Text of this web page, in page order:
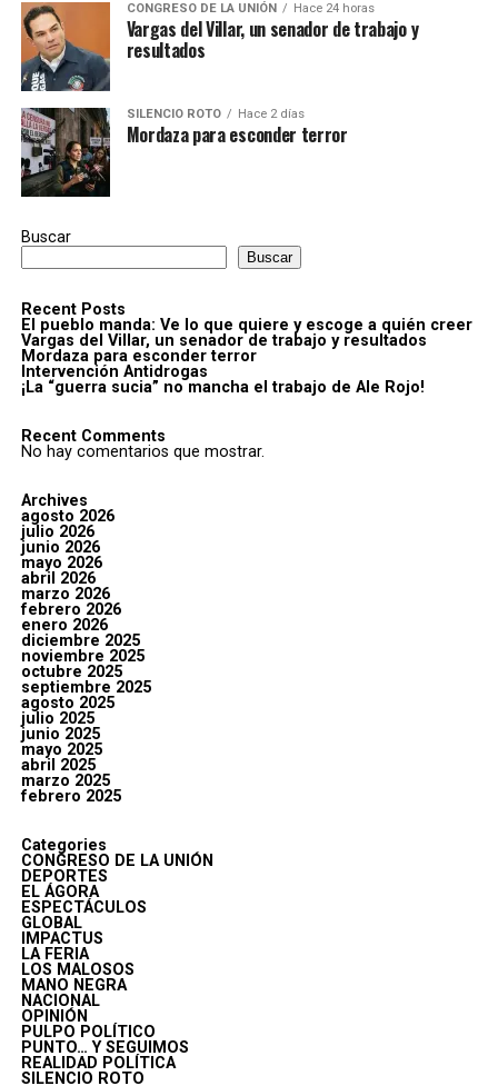
CONGRESO DE LA UNIÓN Hace 24 horas
Vargas del Villar, un senador de trabajo y
resultados
SILENCIO ROTO Hace 2 días
Mordaza para esconder terror
Buscar
Buscar
Recent Posts
El pueblo manda: Ve lo que quiere y escoge a quién creer
Vargas del Villar, un senador de trabajo y resultados
Mordaza para esconder terror
Intervención Antidrogas
¡La “guerra sucia” no mancha el trabajo de Ale Rojo!
Recent Comments
No hay comentarios que mostrar.
Archives
agosto 2026
julio 2026
junio 2026
mayo 2026
abril 2026
marzo 2026
febrero 2026
enero 2026
diciembre 2025
noviembre 2025
octubre 2025
septiembre 2025
agosto 2025
julio 2025
junio 2025
mayo 2025
abril 2025
marzo 2025
febrero 2025
Categories
CONGRESO DE LA UNIÓN
DEPORTES
EL ÁGORA
ESPECTÁCULOS
GLOBAL
IMPACTUS
LA FERIA
LOS MALOSOS
MANO NEGRA
NACIONAL
OPINIÓN
PULPO POLÍTICO
PUNTO… Y SEGUIMOS
REALIDAD POLÍTICA
SILENCIO ROTO